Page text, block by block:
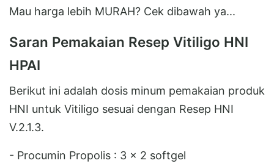
Mau harga lebih MURAH? Cek dibawah ya...
Saran Pemakaian Resep Vitiligo HNI
HPAI
Berikut ini adalah dosis minum pemakaian produk
HNI untuk Vitiligo sesuai dengan Resep HNI
V.2.1.3.
- Procumin Propolis : 3 x 2 softgel